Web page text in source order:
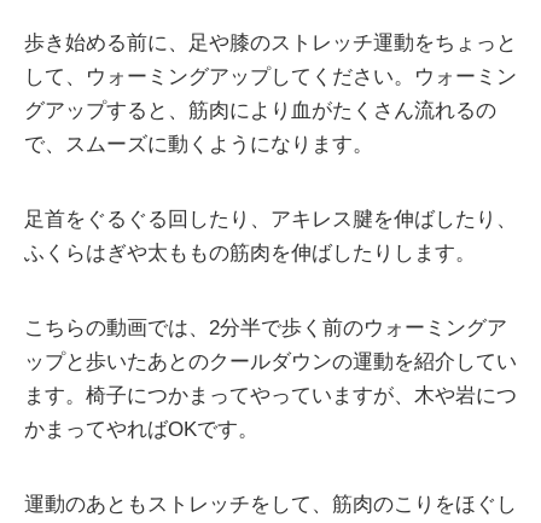
歩き始める前に、足や膝のストレッチ運動をちょっと
して、ウォーミングアップしてください。ウォーミン
グアップすると、筋肉により血がたくさん流れるの
で、スムーズに動くようになります。
足首をぐるぐる回したり、アキレス腱を伸ばしたり、
ふくらはぎや太ももの筋肉を伸ばしたりします。
こちらの動画では、2分半で歩く前のウォーミングア
ップと歩いたあとのクールダウンの運動を紹介してい
ます。椅子につかまってやっていますが、木や岩につ
かまってやればOKです。
運動のあともストレッチをして、筋肉のこりをほぐし